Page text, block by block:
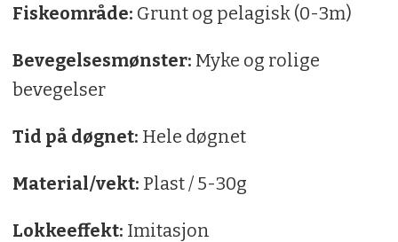
Fiskeområde: Grunt og pelagisk (0-3m)
Bevegelsesmønster: Myke og rolige
bevegelser
Tid på døgnet: Hele døgnet
Material/vekt: Plast / 5-30g
Lokkeeffekt: Imitasjon